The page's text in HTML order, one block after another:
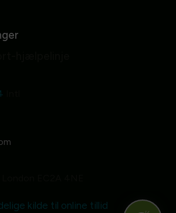
kilde til online tillid